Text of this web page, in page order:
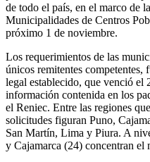
de todo el país, en el marco de
Municipalidades de Centros
próximo 1 de noviembre.
Los requerimientos de las
únicos remitentes competentes,
legal establecido, que venció el
información contenida en los
el Reniec. Entre las regiones
solicitudes figuran Puno,
San Martín, Lima y Piura. A
y Cajamarca (24) concentran el